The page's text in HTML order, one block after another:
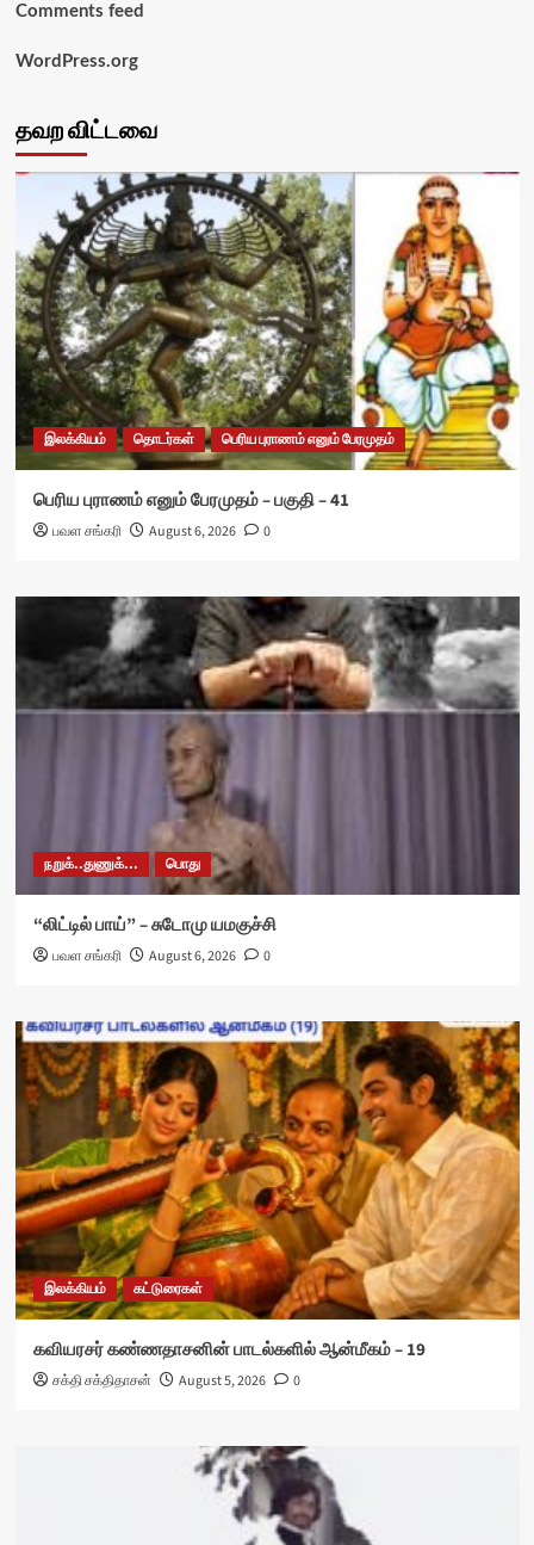
Comments feed
WordPress.org
தவற விட்டவை
இலக்கியம் தொடர்கள் பெரிய புராணம் எனும் பேரமுதம்
பெரிய புராணம் எனும் பேரமுதம் – பகுதி – 41
பவள சங்கரி August 6, 2026 0
நறுக்..துணுக்... பொது
“லிட்டில் பாய்” – சுடோமு யமகுச்சி
பவள சங்கரி August 6, 2026 0
இலக்கியம் கட்டுரைகள்
கவியரசர் கண்ணதாசனின் பாடல்களில் ஆன்மீகம் – 19
சக்தி சக்திதாசன் August 5, 2026 0